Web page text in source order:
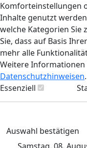
Komforteinstellungen
Inhalte genutzt
welche Kategorien Sie
Sie, dass auf Basis
mehr alle
Weitere Informationen
Datenschutzhinweisen.
Essenziell
Auswahl bestätigen